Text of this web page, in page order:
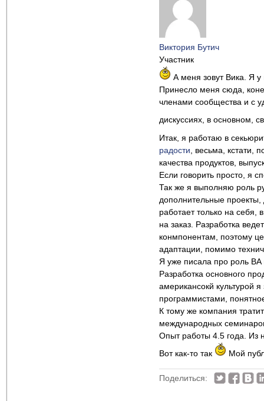
Виктория Бутич
Участник
А меня зовут Вика. Я
Принесло меня сюда,
членами сообщества и с
дискуссиях, в основном,
Итак, я работаю в
радости , весьма,
качества продуктов,
Если говорить просто, я
Так же я выполняю роль
дополнительные
работает только на
на заказ. Разработка
конмпонентам, поэтому
адаптации, помимо
Я уже писала про роль
Разработка основного
американсокй культурой
программистами,
К тому же компания
международных
Опыт работы 4.5 года. Из
Вот как-то так
Мой
Поделиться: